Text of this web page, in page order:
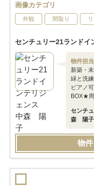
画像カテゴリ
外観 間取り
センチュリー21ランドイ
物件担
新築・
緑と洗
ピアノ
BOX★
センチ
森 陽子
物